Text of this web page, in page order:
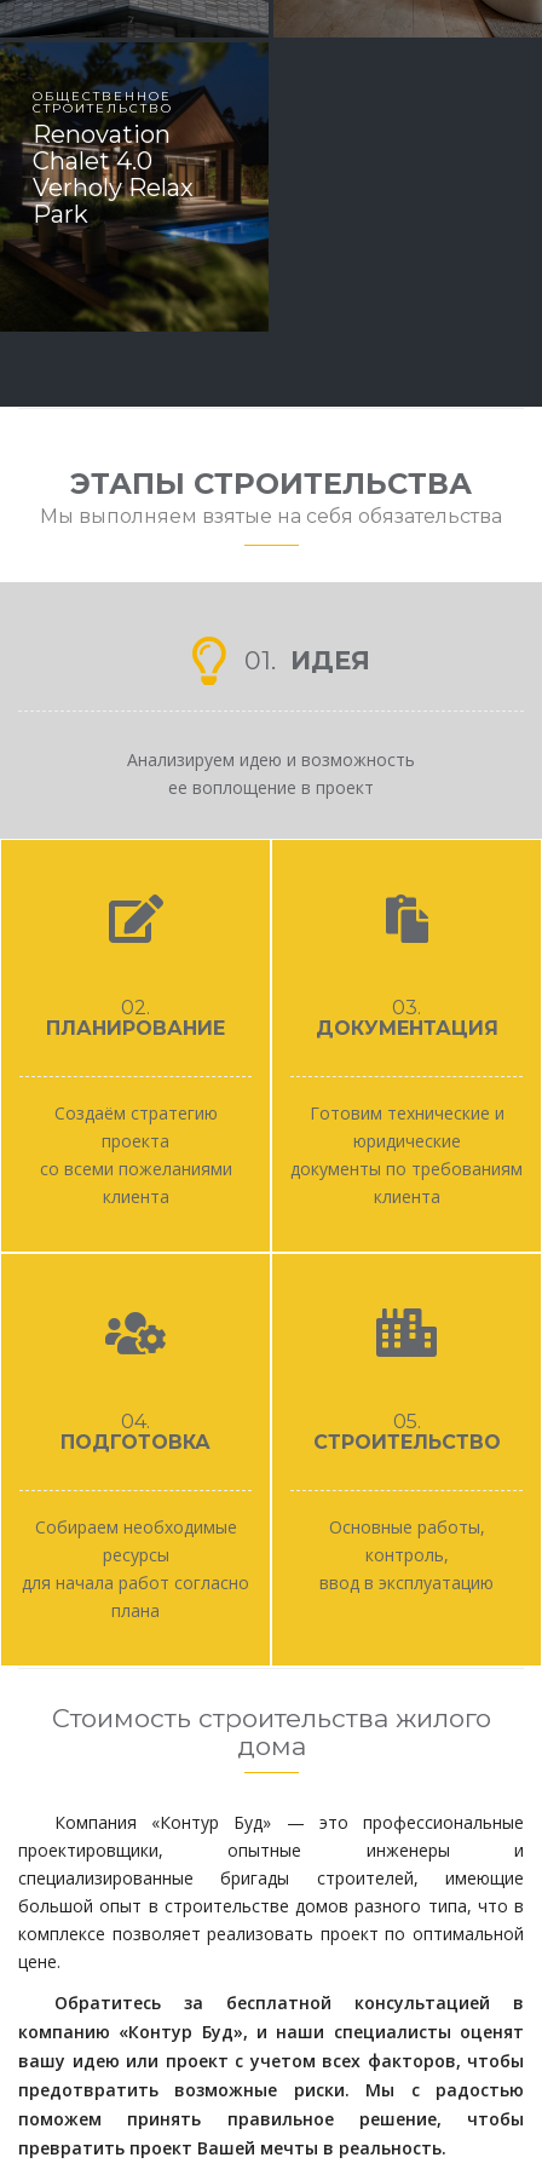
ОБЩЕСТВЕННОЕ
СТРОИТЕЛЬСТВО
Renovation
Chalet 4.0
Verholy Relax
Park
ЭТАПЫ СТРОИТЕЛЬСТВА
Мы выполняем взятые на себя обязательства
01. ИДЕЯ
Анализируем идею и возможность
ее воплощение в проект
02.
ПЛАНИРОВАНИЕ
Создаём стратегию
проекта
со всеми пожеланиями
клиента
03.
ДОКУМЕНТАЦИЯ
Готовим технические и
юридические
документы по требованиям
клиента
04.
ПОДГОТОВКА
Собираем необходимые
ресурсы
для начала работ согласно
плана
05.
СТРОИТЕЛЬСТВО
Основные работы,
контроль,
ввод в эксплуатацию
Стоимость строительства жилого
дома
Компания «Контур Буд» — это профессиональные
проектировщики, опытные инженеры и
специализированные бригады строителей, имеющие
большой опыт в строительстве домов разного типа, что в
комплексе позволяет реализовать проект по оптимальной
цене.
Обратитесь за бесплатной консультацией в
компанию «Контур Буд», и наши специалисты оценят
вашу идею или проект с учетом всех факторов, чтобы
предотвратить возможные риски. Мы с радостью
поможем принять правильное решение, чтобы
превратить проект Вашей мечты в реальность.